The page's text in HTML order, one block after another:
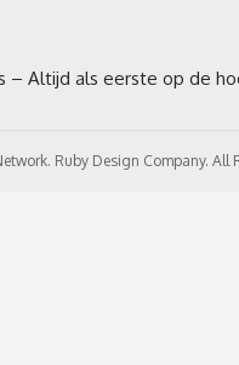
Ruby Design Company. All